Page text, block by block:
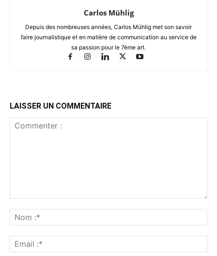
Carlos Mühlig
Depuis des nombreuses années, Carlos Mühlig met son savoir
faire journalistique et en matière de communication au service de
sa passion pour le 7ème art.
LAISSER UN COMMENTAIRE